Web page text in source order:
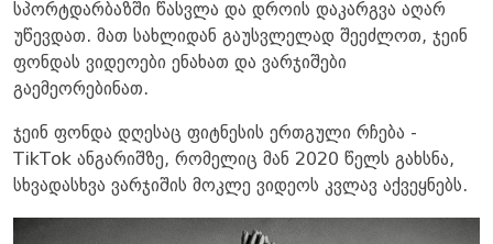
სპორტდარბაზში წასვლა და დროის დაკარგვა აღარ
უწევდათ. მათ სახლიდან გაუსვლელად შეეძლოთ, ჯეინ
ფონდას ვიდეოები ენახათ და ვარჯიშები
გაემეორებინათ.
ჯეინ ფონდა დღესაც ფიტნესის ერთგული რჩება -
TikTok ანგარიშზე, რომელიც მან 2020 წელს გახსნა,
სხვადასხვა ვარჯიშის მოკლე ვიდეოს კვლავ აქვეყნებს.